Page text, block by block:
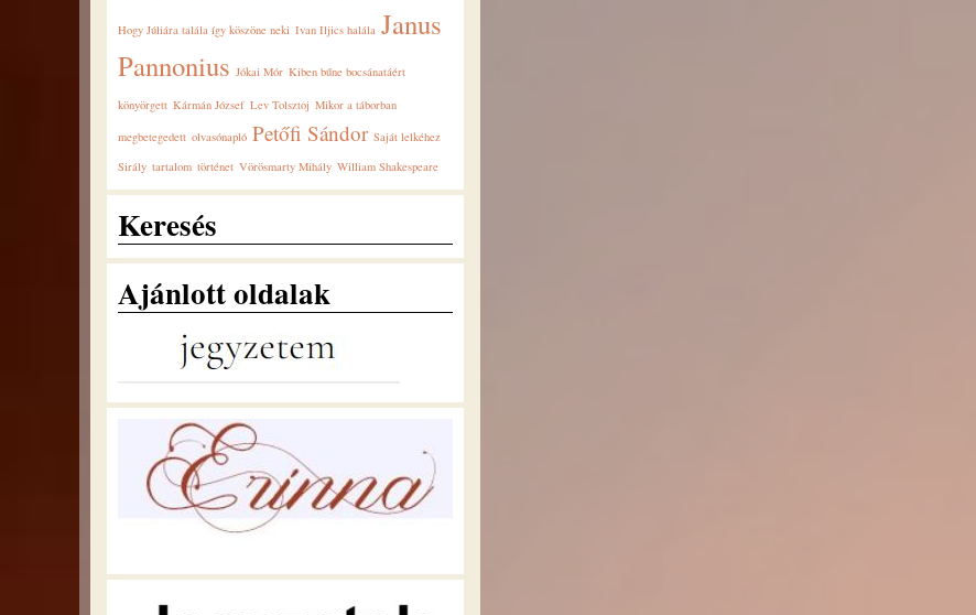
Hogy Júliára talála így köszöne neki Ivan Iljics halála Janus
Pannonius Jókai Mór Kiben bűne bocsánatáért
könyörgett Kármán József Lev Tolsztoj Mikor a táborban
megbetegedett olvasónapló Petőfi Sándor Saját lelkéhez
Sirály tartalom történet Vörösmarty Mihály William Shakespeare
Keresés
Ajánlott oldalak